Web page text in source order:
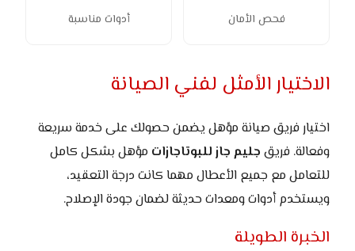
فحص الأمان أدوات مناسبة
الاختيار الأمثل لفني الصيانة
اختيار فريق صيانة مؤهل يضمن حصولك على خدمة سريعة
وفعالة. فريق جليم جاز للبوتاجازات مؤهل بشكل كامل
للتعامل مع جميع الأعطال مهما كانت درجة التعقيد،
ويستخدم أدوات ومعدات حديثة لضمان جودة الإصلاح.
الخبرة الطويلة